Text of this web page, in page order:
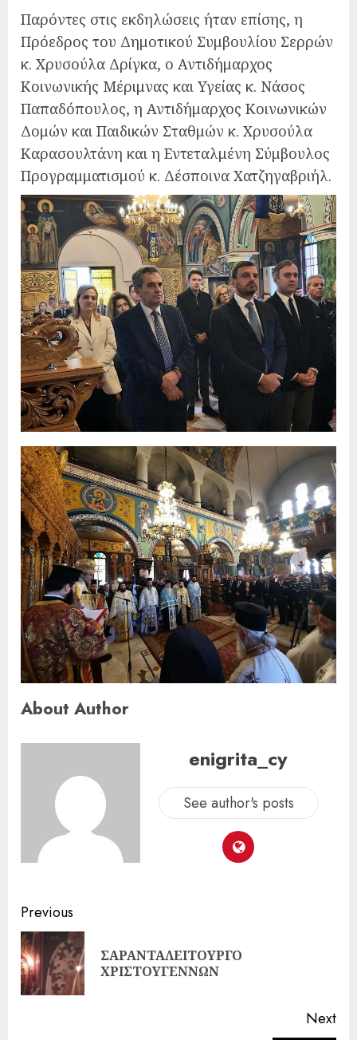
Παρόντες στις εκδηλώσεις ήταν επίσης, η
Πρόεδρος του Δημοτικού Συμβουλίου Σερρών
κ. Χρυσούλα Δρίγκα, ο Αντιδήμαρχος
Κοινωνικής Μέριμνας και Υγείας κ. Νάσος
Παπαδόπουλος, η Αντιδήμαρχος Κοινωνικών
Δομών και Παιδικών Σταθμών κ. Χρυσούλα
Καρασουλτάνη και η Εντεταλμένη Σύμβουλος
Προγραμματισμού κ. Δέσποινα Χατζηγαβριήλ.
About Author
enigrita_cy
See author's posts
Previous
ΣΑΡΑΝΤΑΛΕΙΤΟΥΡΓΟ
ΧΡΙΣΤΟΥΓΕΝΝΩΝ
Next